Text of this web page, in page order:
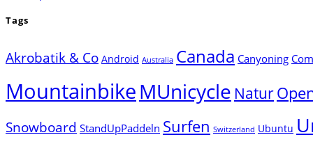
Tags
Akrobatik & Co Android Australia Canada Canyoning
MountainbikeMUnicycle Natur
Snowboard StandUpPaddeln Surfen Switzerland Ubuntu